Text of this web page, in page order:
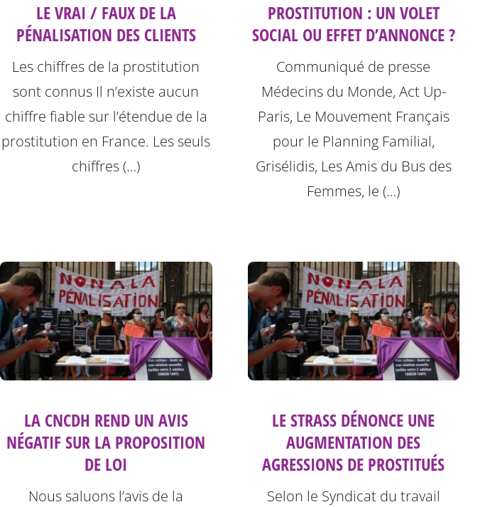
LE VRAI / FAUX DE LA
PÉNALISATION DES CLIENTS
Les chiffres de la prostitution
sont connus Il n’existe aucun
chiffre fiable sur l’étendue de la
prostitution en France. Les seuls
chiffres (…)
PROSTITUTION : UN VOLET
SOCIAL OU EFFET D’ANNONCE ?
Communiqué de presse
Médecins du Monde, Act Up-
Paris, Le Mouvement Français
pour le Planning Familial,
Grisélidis, Les Amis du Bus des
Femmes, le (…)
LA CNCDH REND UN AVIS
NÉGATIF SUR LA PROPOSITION
DE LOI
Nous saluons l’avis de la
LE STRASS DÉNONCE UNE
AUGMENTATION DES
AGRESSIONS DE PROSTITUÉS
Selon le Syndicat du travail